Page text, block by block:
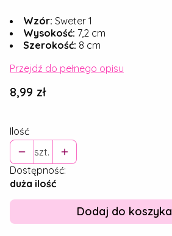
Wzór: Sweter 1
Wysokość: 7,2 cm
Szerokość: 8 cm
Przejdź do pełnego opisu
Cena
8,99 zł
Ilość
szt.
Dostępność:
duża ilość
Dodaj do koszyka